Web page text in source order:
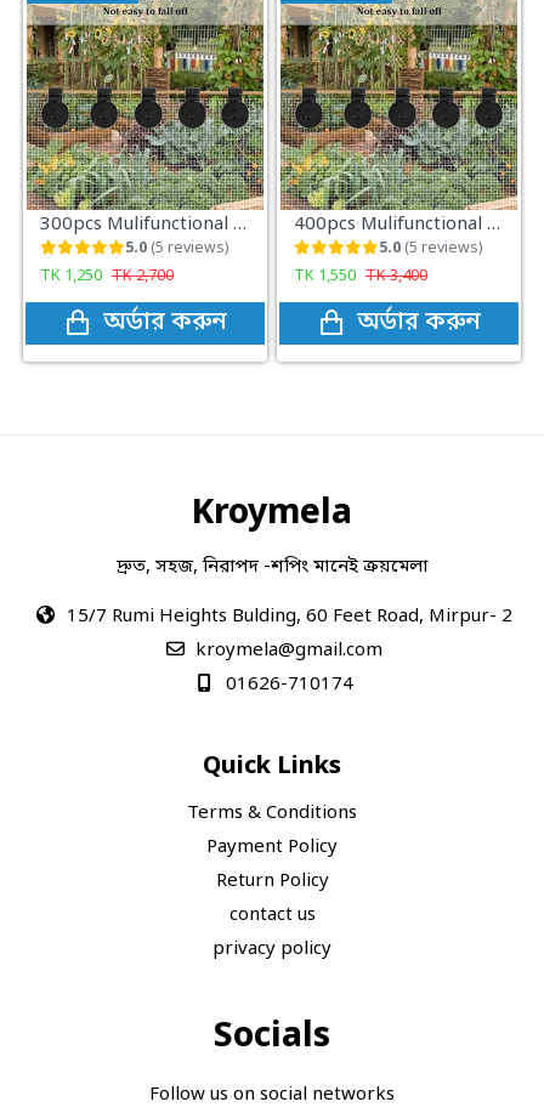
300pcs Mulifunctional Sunshade Net Fixing Clip
5.0 (5 reviews)
TK 1,250 TK2,700
অর্ডার করুন
400pcs Mulifunctional Sunshade Net Fixing Clip
5.0 (5 reviews)
TK 1,550 TK3,400
অর্ডার করুন
Kroymela
দ্রুত, সহজ, নিরাপদ -শপিং মানেই ক্রয়মেলা
15/7 Rumi Heights Bulding, 60 Feet Road, Mirpur- 2
kroymela@gmail.com
01626-710174
Quick Links
Terms & Conditions
Payment Policy
Return Policy
contact us
privacy policy
Socials
Follow us on social networks